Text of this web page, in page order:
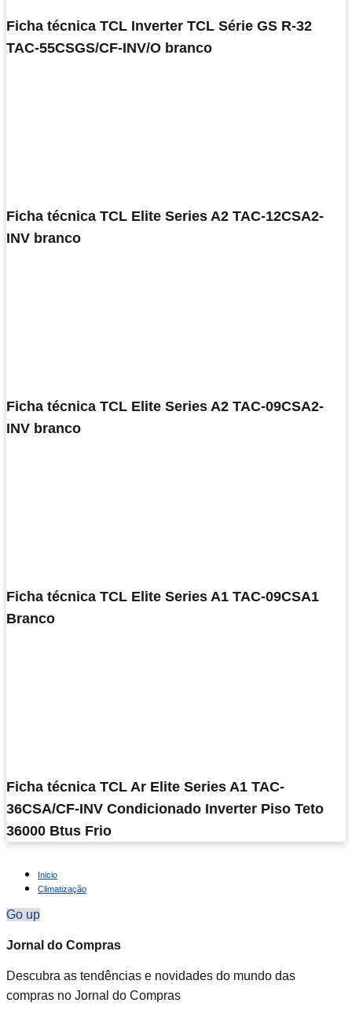
Ficha técnica TCL Inverter TCL Série GS R-32
TAC-55CSGS/CF-INV/O branco
Ficha técnica TCL Elite Series A2 TAC-12CSA2-
INV branco
Ficha técnica TCL Elite Series A2 TAC-09CSA2-
INV branco
Ficha técnica TCL Elite Series A1 TAC-09CSA1
Branco
Ficha técnica TCL Ar Elite Series A1 TAC-
36CSA/CF-INV Condicionado Inverter Piso Teto
36000 Btus Frio
Inicio
Climatização
Go up
Jornal do Compras
Descubra as tendências e novidades do mundo das
compras no Jornal do Compras